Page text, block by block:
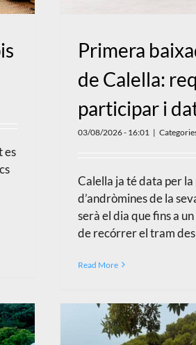
es
Primera
de Calella:
participar i
03/08/2026 - 16:01 |
Calella ja té data per
d’andròmines de la
serà el dia que fins a
de recórrer el tram des
Read More